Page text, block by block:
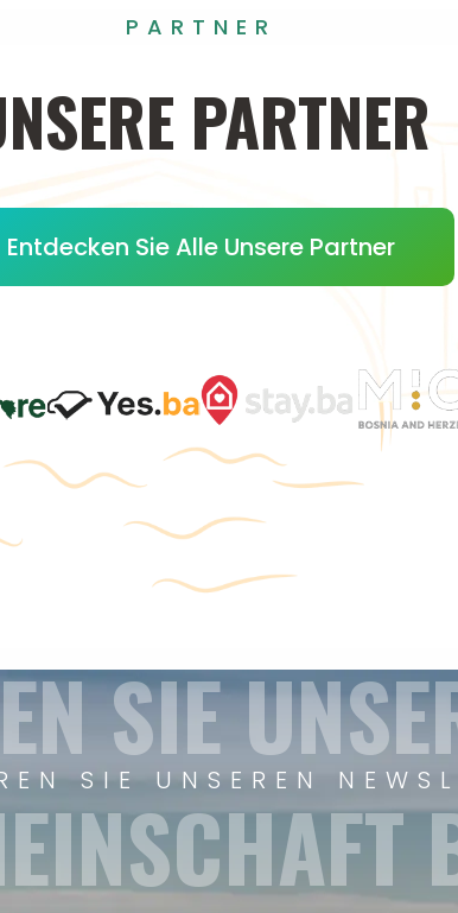
PARTNER
PARTNER
Entdecken Sie Alle Unsere Partner
SIE UNSEREN
SIE